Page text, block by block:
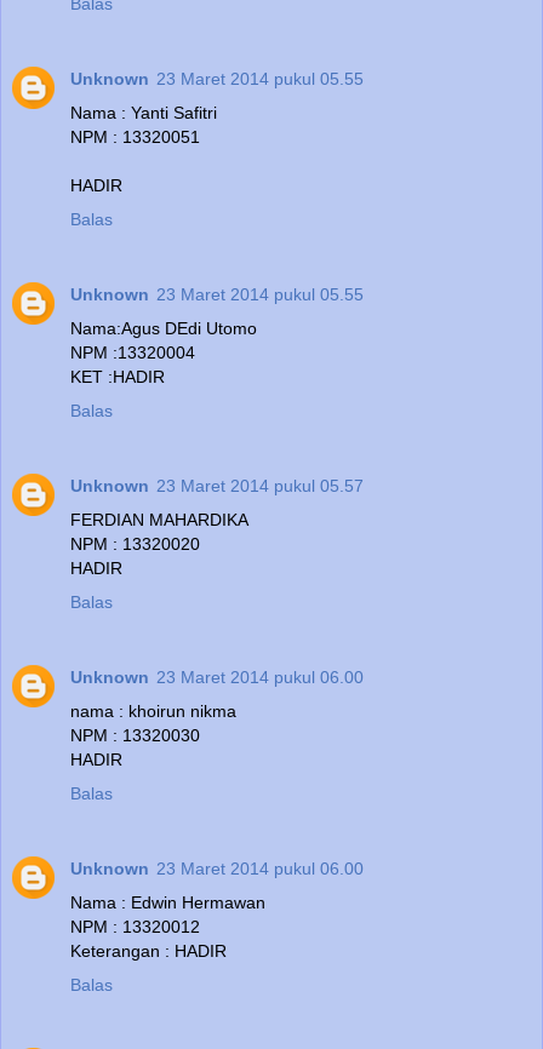
Balas
Unknown 23 Maret 2014 pukul 05.55
Nama : Yanti Safitri
NPM : 13320051
HADIR
Balas
Unknown 23 Maret 2014 pukul 05.55
Nama:Agus DEdi Utomo
NPM :13320004
KET :HADIR
Balas
Unknown 23 Maret 2014 pukul 05.57
FERDIAN MAHARDIKA
NPM : 13320020
HADIR
Balas
Unknown 23 Maret 2014 pukul 06.00
nama : khoirun nikma
NPM : 13320030
HADIR
Balas
Unknown 23 Maret 2014 pukul 06.00
Nama : Edwin Hermawan
NPM : 13320012
Keterangan : HADIR
Balas